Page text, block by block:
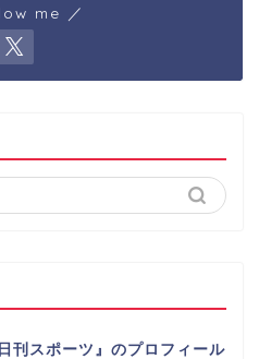
me ／
日刊スポーツ』のプロフィール